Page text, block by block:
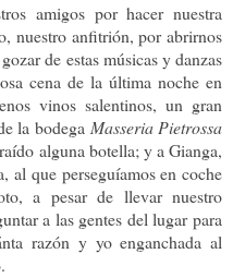
amigos por hacer nuestra
nuestro anfitrión, por abrirnos
de estas músicas y danzas
cena de la última noche en
vinos salentinos, un gran
la bodega Masseria Pietrossa
alguna botella; y a Gianga,
al que perseguíamos en coche
a pesar de llevar nuestro
a las gentes del lugar para
razón y yo enganchada al